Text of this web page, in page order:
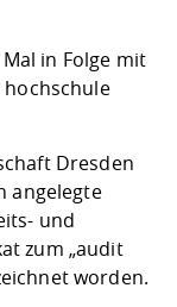
Vorbereitung
Studien- und
und Physik
Digitales Lernen
Studieren in
Lebenslagen
Studentenwerk
Angebote der
Arbeit
Lehren,
Formulare und
Internationale
Formulare und
FIS -
Prototyping und
Kooperationen
Kontakt &
Klimaschutz &
Förderverein
Gremien und
Landbau/
Maschinenbau
in Folge mit
Dresden
angelegte
und
zum „audit
worden.